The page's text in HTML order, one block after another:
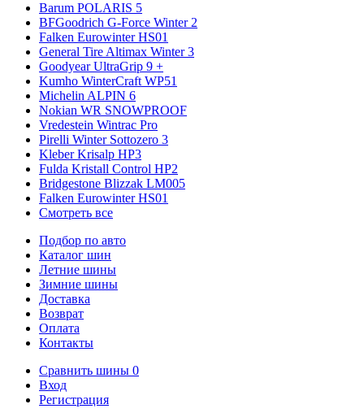
Barum POLARIS 5
BFGoodrich G-Force Winter 2
Falken Eurowinter HS01
General Tire Altimax Winter 3
Goodyear UltraGrip 9 +
Kumho WinterCraft WP51
Michelin ALPIN 6
Nokian WR SNOWPROOF
Vredestein Wintrac Pro
Pirelli Winter Sottozero 3
Kleber Krisalp HP3
Fulda Kristall Control HP2
Bridgestone Blizzak LM005
Falken Eurowinter HS01
Смотреть все
Подбор по авто
Каталог шин
Летние шины
Зимние шины
Доставка
Возврат
Оплата
Контакты
Сравнить шины 0
Вход
Регистрация